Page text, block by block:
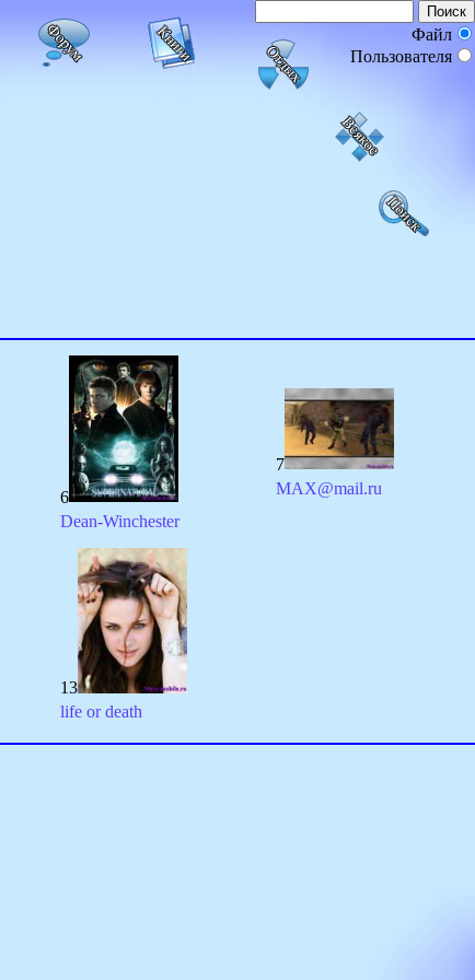
Файл
Пользователя
6
Dean-Winchester
7
MAX@mail.ru
13
life or death